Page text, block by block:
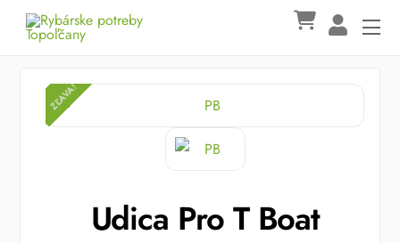
ZĽAVA!
ZĽAVA!
Udica Pro T Boat